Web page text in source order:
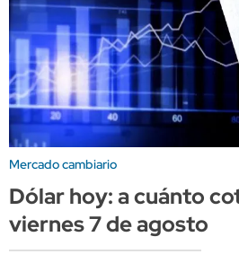
Mercado cambiario
Dólar hoy: a cuánto
viernes 7 de agosto